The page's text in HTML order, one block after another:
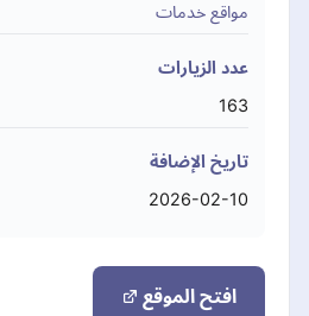
مواقع خدمات
عدد الزيارات
163
تاريخ الإضافة
2026-02-10
افتح الموقع